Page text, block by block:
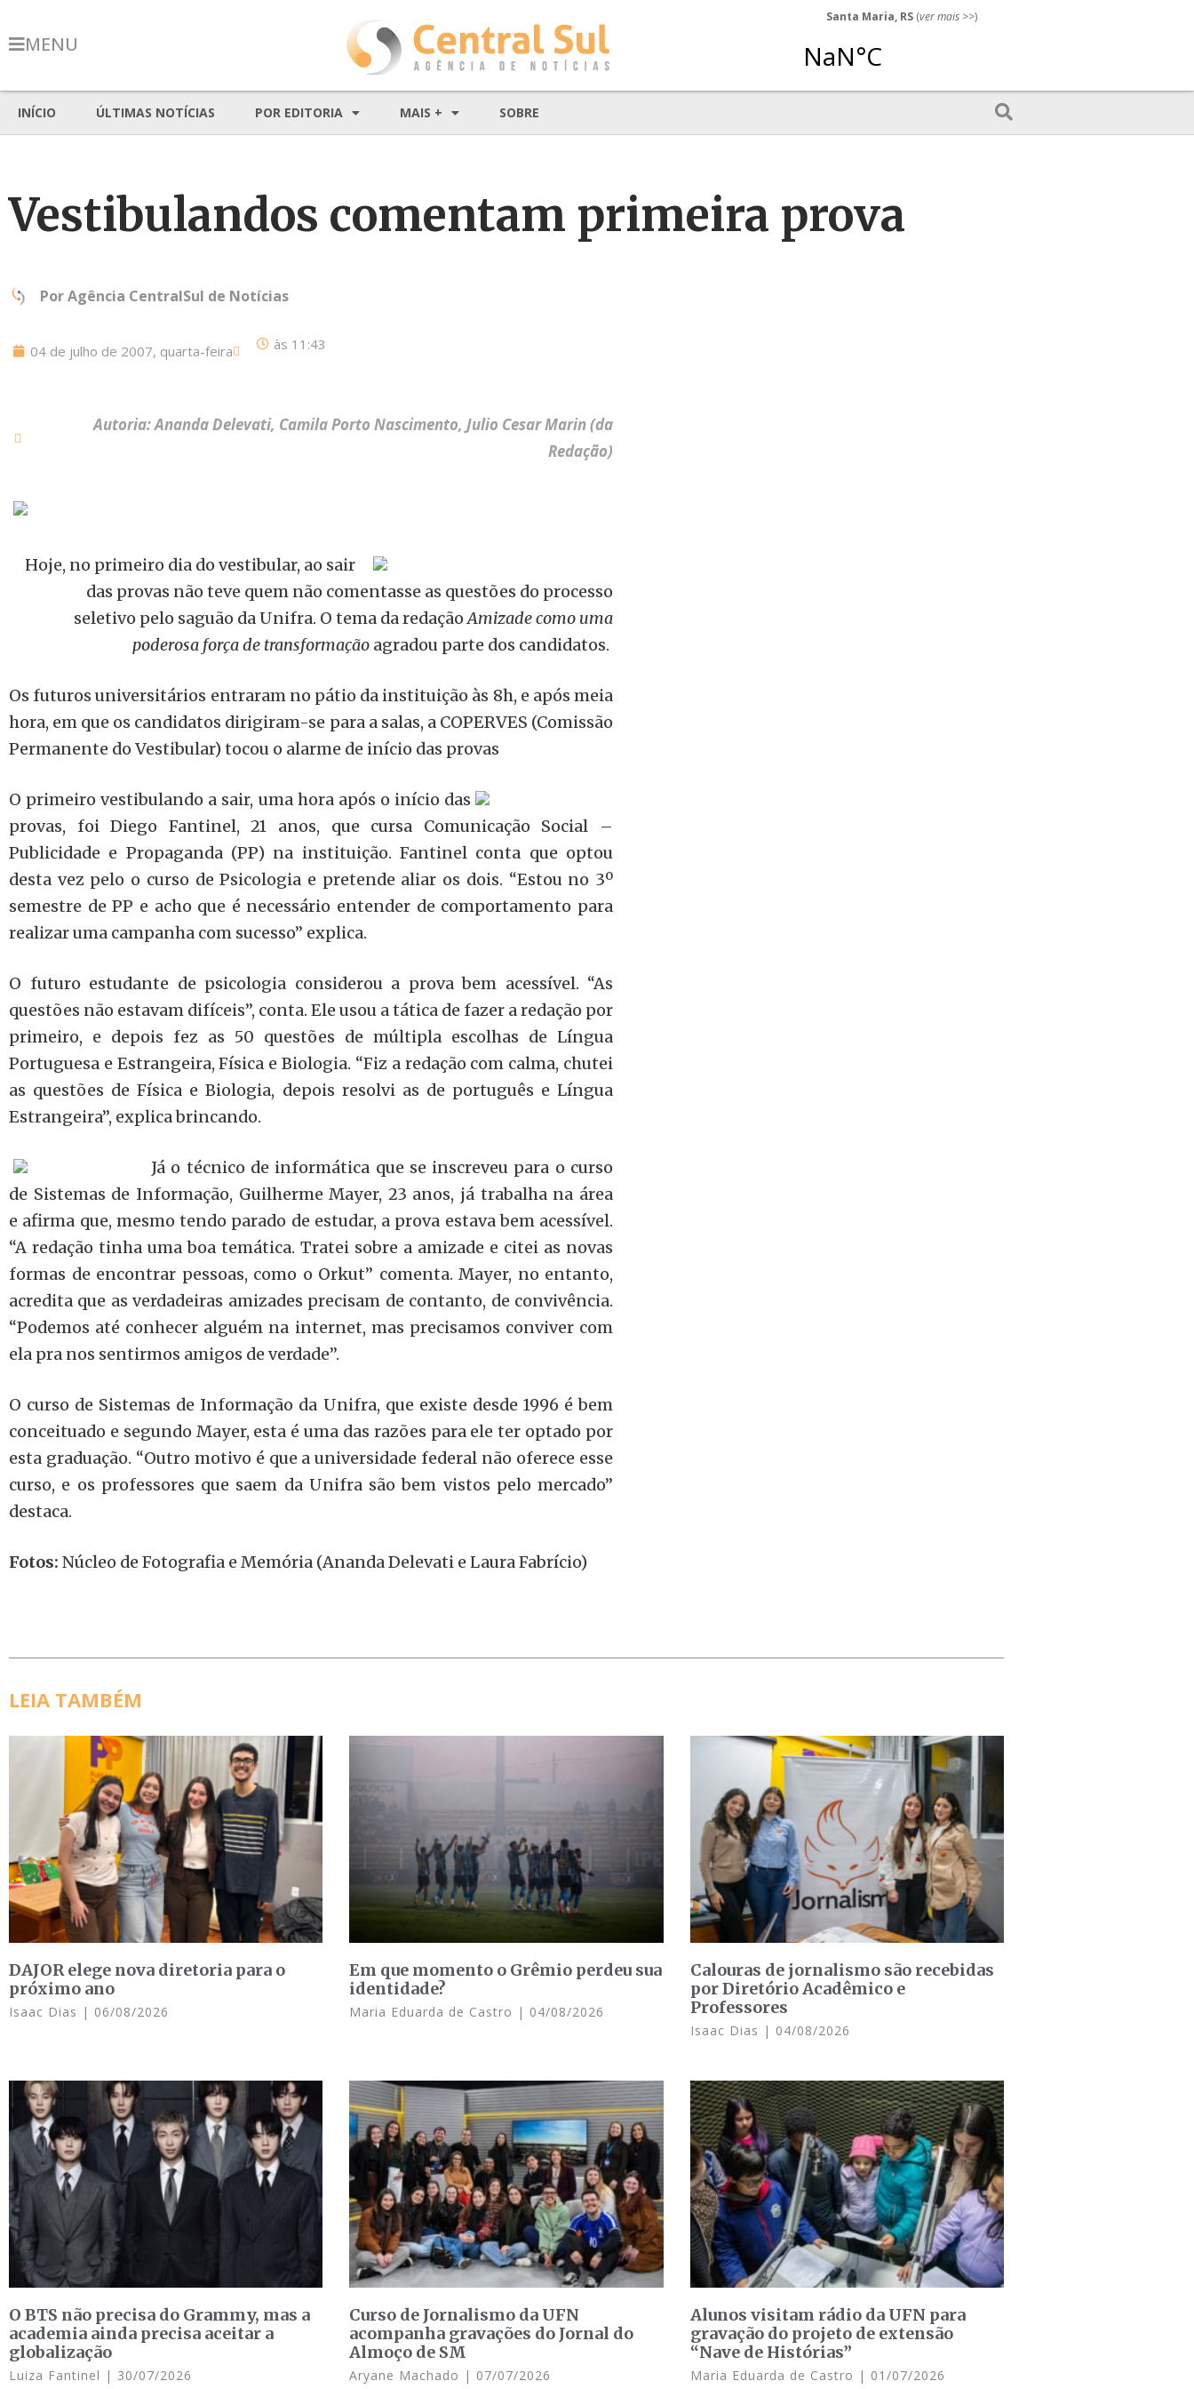
MENU
Santa Maria, RS (ver mais >>)
INÍCIO ÚLTIMAS NOTÍCIAS POR EDITORIA MAIS + SOBRE
Vestibulandos comentam primeira prova
PorAgência CentralSul de Notícias
04 de julho de 2007, quarta-feira às 11:43
Autoria: Ananda Delevati, Camila Porto Nascimento, Julio Cesar Marin (da
Redação)
Hoje, no primeiro dia do vestibular, ao sair
das provas não teve quem não comentasse as questões do processo
seletivo pelo saguão da Unifra. O tema da redaçãoAmizade como uma
poderosa força de transformação agradou parte dos candidatos.
Os futuros universitários entraram no pátio da instituição às 8h, e após meia
hora, em que os candidatos dirigiram-se para a salas, a COPERVES (Comissão
Permanente do Vestibular) tocou o alarme de início das provas
O primeiro vestibulando a sair, uma hora após o início das
provas, foi Diego Fantinel, 21 anos, que cursa Comunicação Social –
Publicidade e Propaganda (PP) na instituição. Fantinel conta que optou
desta vez pelo o curso de Psicologia e pretende aliar os dois. “Estou no 3º
semestre de PP e acho que é necessário entender de comportamento para
realizar uma campanha com sucesso” explica.
O futuro estudante de psicologia considerou a prova bem acessível. “As
questões não estavam difíceis”, conta. Ele usou a tática de fazer a redação por
primeiro, e depois fez as 50 questões de múltipla escolhas de Língua
Portuguesa e Estrangeira, Física e Biologia. “Fiz a redação com calma, chutei
as questões de Física e Biologia, depois resolvi as de português e Língua
Estrangeira”, explica brincando.
Já o técnico de informática que se inscreveu para o curso
de Sistemas de Informação, Guilherme Mayer, 23 anos, já trabalha na área
e afirma que, mesmo tendo parado de estudar, a prova estava bem acessível.
“A redação tinha uma boa temática. Tratei sobre a amizade e citei as novas
formas de encontrar pessoas, como o Orkut” comenta. Mayer, no entanto,
acredita que as verdadeiras amizades precisam de contanto, de convivência.
“Podemos até conhecer alguém na internet, mas precisamos conviver com
ela pra nos sentirmos amigos de verdade”.
O curso de Sistemas de Informação da Unifra, que existe desde 1996 é bem
conceituado e segundo Mayer, esta é uma das razões para ele ter optado por
esta graduação. “Outro motivo é que a universidade federal não oferece esse
curso, e os professores que saem da Unifra são bem vistos pelo mercado”
destaca.
Fotos: Núcleo de Fotografia e Memória (Ananda Delevati e Laura Fabrício)
LEIA TAMBÉM
DAJOR elege nova diretoria para o
próximo ano
Isaac Dias 06/08/2026
Em que momento o Grêmio perdeu sua
identidade?
Maria Eduarda de Castro 04/08/2026
Calouras de jornalismo são recebidas
por Diretório Acadêmico e
Professores
Isaac Dias 04/08/2026
O BTS não precisa do Grammy, mas a
academia ainda precisa aceitar a
globalização
Luiza Fantinel 30/07/2026
Curso de Jornalismo da UFN
acompanha gravações do Jornal do
Almoço de SM
Aryane Machado 07/07/2026
Alunos visitam rádio da UFN para
gravação do projeto de extensão
“Nave de Histórias”
Maria Eduarda de Castro 01/07/2026